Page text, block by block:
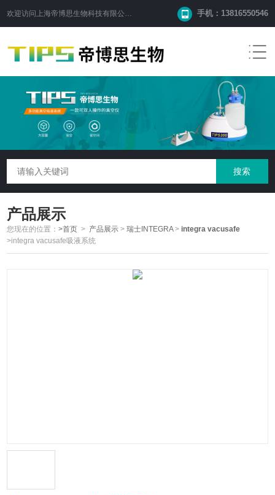
欢迎访问 上海帝博思生物科技有限公司 手机：13816550546
产品展示
您现在的位置：>首页 > 产品展示 >瑞士INTEGRA>integra vacusafe
>integra vacusafe吸液系统